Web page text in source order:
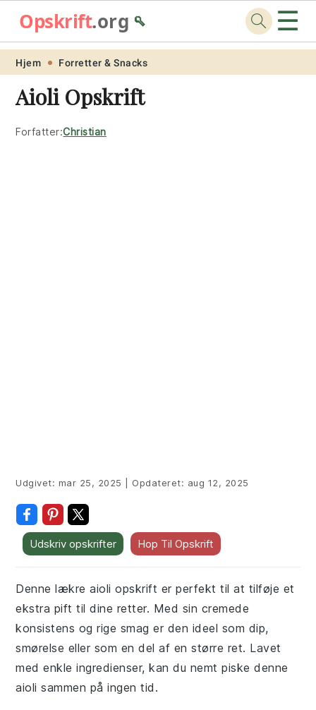
Skip
primary
navigation
Skip
main
content
Skip
primary
sidebar
Skip
footer
Opskrift.org🥄 ☰
Hjem Forretter & Snacks
Aioli Opskrift
Forfatter:Christian
Udgivet: mar 25, 2025 Opdateret: aug 12, 2025
Udskriv opskrifter Hop Til Opskrift
Denne lækre aioli opskrift er perfekt til at tilføje et
ekstra pift til dine retter. Med sin cremede
konsistens og rige smag er den ideel som dip,
smørelse eller som en del af en større ret. Lavet
med enkle ingredienser, kan du nemt piske denne
aioli sammen på ingen tid.